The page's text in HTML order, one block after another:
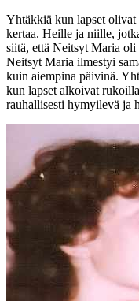
Yhtäkkiä kun lapset olivat
kertaa. Heille ja niille,
siitä, että Neitsyt Maria
Neitsyt Maria ilmestyi
kuin aiempina päivinä.
kun lapset alkoivat
rauhallisesti hymyilevä ja